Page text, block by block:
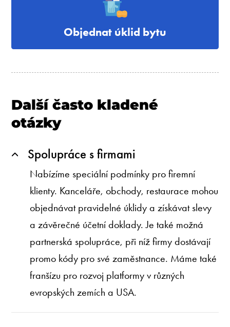
Objednat úklid bytu
Další často kladené
otázky
Spolupráce s firmami
Nabízíme speciální podmínky pro firemní
klienty. Kanceláře, obchody, restaurace mohou
objednávat pravidelné úklidy a získávat slevy
a závěrečné účetní doklady. Je také možná
partnerská spolupráce, při níž firmy dostávají
promo kódy pro své zaměstnance. Máme také
franšízu pro rozvoj platformy v různých
evropských zemích a USA.